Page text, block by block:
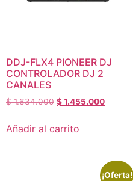
DDJ-FLX4 PIONEER DJ
CONTROLADOR DJ 2
CANALES
$1.634.000 $1.455.000
Añadir al carrito
¡Oferta!